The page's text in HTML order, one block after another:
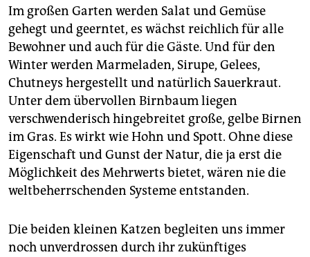
Im großen Garten werden Salat und Gemüse
gehegt und geerntet, es wächst reichlich für alle
Bewohner und auch für die Gäste. Und für den
Winter werden Marmeladen, Sirupe, Gelees,
Chutneys hergestellt und natürlich Sauerkraut.
Unter dem übervollen Birnbaum liegen
verschwenderisch hingebreitet große, gelbe Birnen
im Gras. Es wirkt wie Hohn und Spott. Ohne diese
Eigenschaft und Gunst der Natur, die ja erst die
Möglichkeit des Mehrwerts bietet, wären nie die
weltbeherrschenden Systeme entstanden.
Die beiden kleinen Katzen begleiten uns immer
noch unverdrossen durch ihr zukünftiges